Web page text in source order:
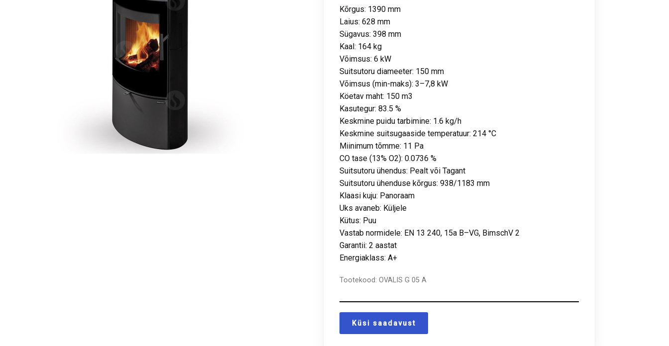
Kõrgus: 1390 mm
Laius: 628 mm
Sügavus: 398 mm
Kaal: 164 kg
Võimsus: 6 kW
Suitsutoru diameeter: 150 mm
Võimsus (min-maks): 3–7,8 kW
Köetav maht: 150 m3
Kasutegur: 83.5 %
Keskmine puidu tarbimine: 1.6 kg/h
Keskmine suitsugaaside temperatuur: 214 °C
Miinimum tõmme: 11 Pa
CO tase (13% O2): 0.0736 %
Suitsutoru ühendus: Pealt või Tagant
Suitsutoru ühenduse kõrgus: 938/1183 mm
Klaasi kuju: Panoraam
Uks avaneb: Küljele
Kütus: Puu
Vastab normidele: EN 13 240, 15a B–VG, BimschV 2
Garantii: 2 aastat
Energiaklass: A+
Tootekood:OVALIS G 05 A
Küsi saadavust